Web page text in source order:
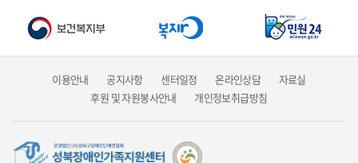
이용안내 공지사항 센터일정 온라인상담
자료실
후원 및 자원봉사안내
개인정보취급방침